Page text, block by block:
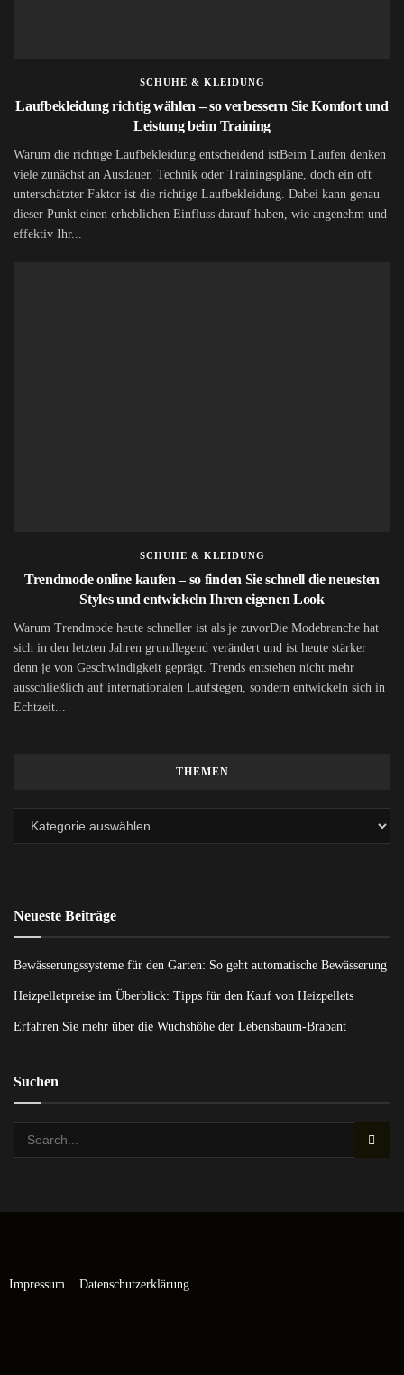
SCHUHE & KLEIDUNG
Laufbekleidung richtig wählen – so verbessern Sie Komfort und
Leistung beim Training
Warum die richtige Laufbekleidung entscheidend istBeim Laufen denken
viele zunächst an Ausdauer, Technik oder Trainingspläne, doch ein oft
unterschätzter Faktor ist die richtige Laufbekleidung. Dabei kann genau
dieser Punkt einen erheblichen Einfluss darauf haben, wie angenehm und
effektiv Ihr...
SCHUHE & KLEIDUNG
Trendmode online kaufen – so finden Sie schnell die neuesten
Styles und entwickeln Ihren eigenen Look
Warum Trendmode heute schneller ist als je zuvorDie Modebranche hat
sich in den letzten Jahren grundlegend verändert und ist heute stärker
denn je von Geschwindigkeit geprägt. Trends entstehen nicht mehr
ausschließlich auf internationalen Laufstegen, sondern entwickeln sich in
Echtzeit...
THEMEN
Neueste Beiträge
Bewässerungssysteme für den Garten: So geht automatische Bewässerung
Heizpelletpreise im Überblick: Tipps für den Kauf von Heizpellets
Erfahren Sie mehr über die Wuchshöhe der Lebensbaum-Brabant
Suchen
Impressum Datenschutzerklärung